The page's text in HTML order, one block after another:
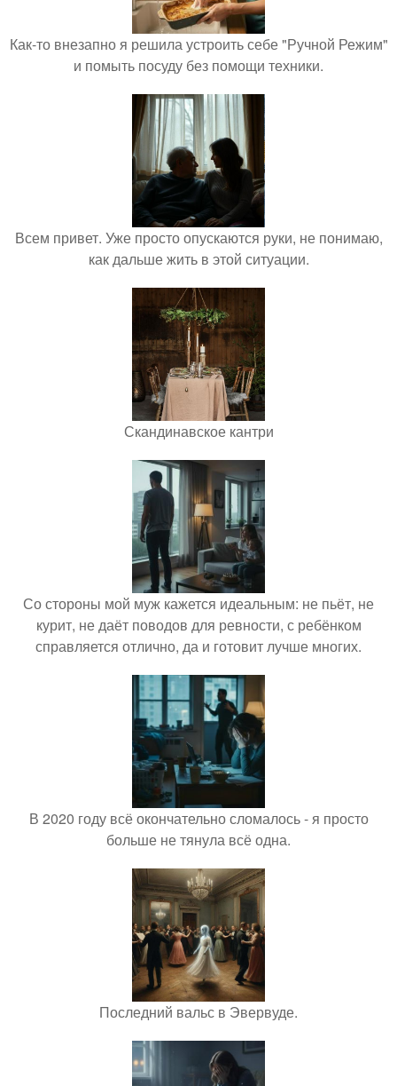
Как-то внезапно я решила устроить себе "Ручной Режим"
и помыть посуду без помощи техники.
Всем привет. Уже просто опускаются руки, не понимаю,
как дальше жить в этой ситуации.
Скандинавское кантри
Со стороны мой муж кажется идеальным: не пьёт, не
курит, не даёт поводов для ревности, с ребёнком
справляется отлично, да и готовит лучше многих.
В 2020 году всё окончательно сломалось - я просто
больше не тянула всё одна.
Последний вальс в Эвервуде.